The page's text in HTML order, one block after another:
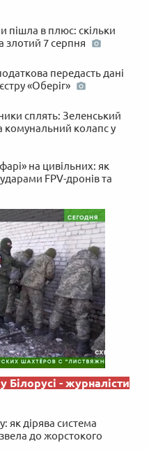
пішла в плюс: скільки
злотий 7 серпня
передасть дані
«Оберіг»
сплять: Зеленський
комунальний колапс у
на цивільних: як
FPV-дронів та
Білорусі - журналісти
як дірява система
до жорстокого